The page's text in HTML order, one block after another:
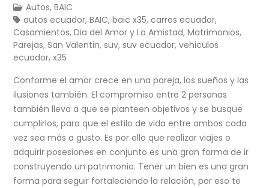
Autos,BAIC
autos ecuador,BAIC,baic x35,carros ecuador,
Casamientos,Dia del Amor y La Amistad,Matrimonios,
Parejas,San Valentin,suv,suv ecuador,vehiculos
ecuador,x35
Conforme el amor crece en una pareja, los sueños y las
ilusiones también. El compromiso entre 2 personas
también lleva a que se planteen objetivos y se busque
cumplirlos, para que el estilo de vida entre ambos cada
vez sea más a gusto. Es por ello que realizar viajes o
adquirir posesiones en conjunto es una gran forma de ir
construyendo un patrimonio. Tener un bien es una gran
forma para seguir fortaleciendo la relación, por eso te